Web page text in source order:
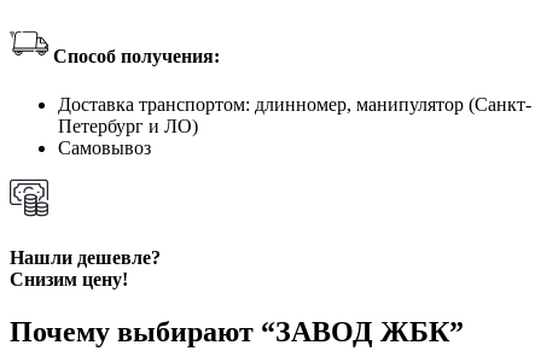
Способ получения:
Доставка транспортом: длинномер, манипулятор (Санкт-
Петербург и ЛО)
Самовывоз
Нашли дешевле?
Снизим цену!
Почему выбирают “ЗАВОД ЖБК”